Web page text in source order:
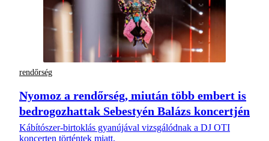
rendőrség
Nyomoz a rendőrség, miután több embert is
bedrogozhattak Sebestyén Balázs koncertjén
Kábítószer-birtoklás gyanújával vizsgálódnak a DJ OTI
koncerten történtek miatt.